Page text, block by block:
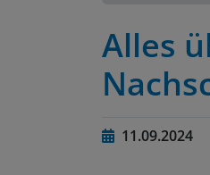
Alles
11.09.2024